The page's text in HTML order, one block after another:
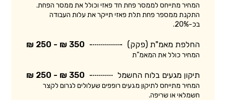
המחיר מתייחס לממסר פחת חד פאזי וכולל את ממסר הפחת.
התקנת ממספר פחת תלת פאזי תייקר את עלות העבודה
בכ-20%.
החלפת מאמ"ת (פקק) 350 ₪ - 250 ₪
המחיר כולל את המאמ"ת
תיקון מגעים בלוח החשמל 350 ₪ - 250 ₪
המחיר מתייחס לתיקון מגעים רופפים שעלולים לגרום לקצר
חשמלאי או שריפה.